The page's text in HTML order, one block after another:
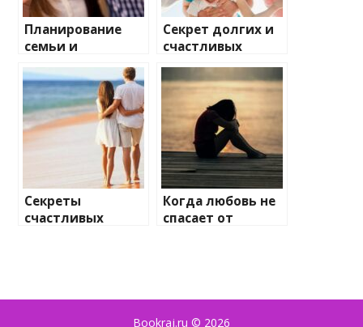
Планирование
семьи и
семейные
отношения
Секрет долгих и
счастливых
отношений 5
главных
составляющих
Секреты
счастливых
Когда любовь не
спасает от
Bookraj.ru © 2026